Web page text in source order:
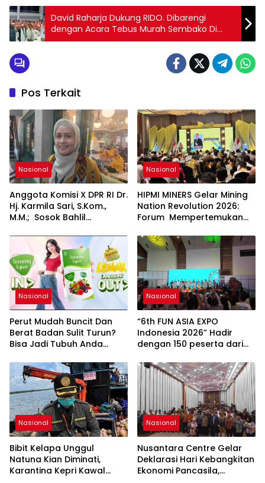
David Raharja Dukung RIDO. Dibarengi
dengan Acara Tebus Murah Sembako Di
Kelapa Gading
Pos Terkait
Nasional
Anggota Komisi X DPR RI Dr.
Hj. Karmila Sari, S.Kom.,
M.M.; Sosok Bahlil
Sumber Inspirasi bagi
Generasi Muda, Pelaku
Usaha, Pemerintah,
maupun Pemangku
Kepentingan lainnya untuk
bersama-sama
Memberikan Kontribusi
bagi Pembangunan
Nasional.
Nasional
HIPMI MINERS Gelar Mining
Nation Revolution 2026:
Forum Mempertemukan
Investor, Akademisi, dan
Pengusaha dalam
Mendukung Percepatan
Hilirisasi Nasional.
Nasional
Perut Mudah Buncit Dan
Berat Badan Sulit Turun?
Bisa Jadi Tubuh Anda
Nasional
“6th FUN ASIA EXPO
Indonesia 2026” Hadir
dengan 150 peserta dari
Industri Taman Rekreasi
dan Ekosistem Pariwisata
di Tanah Air
Nasional
Bibit Kelapa Unggul
Natuna Kian Diminati,
Karantina Kepri Kawal
Nasional
Nusantara Centre Gelar
Deklarasi Hari Kebangkitan
Ekonomi Pancasila,